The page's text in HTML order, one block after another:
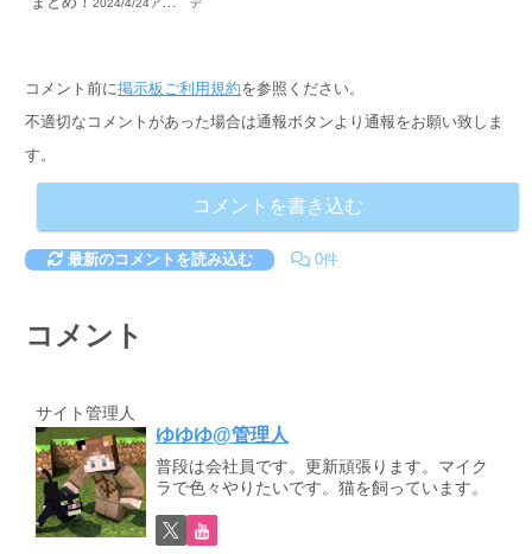
2024/4/24アプ
デ
コメント前に掲示板ご利用規約を参照ください。
不適切なコメントがあった場合は通報ボタンより通報をお願い致しま
す。
コメントを書き込む
最新のコメントを読み込む 0件
コメント
サイト管理人
ゆゆゆ@管理人
普段は会社員です。更新頑張ります。マイク
ラで色々やりたいです。猫を飼っています。